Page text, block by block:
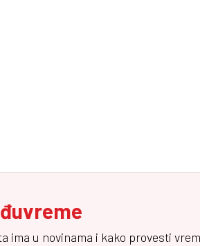
ima u novinama i kako provesti